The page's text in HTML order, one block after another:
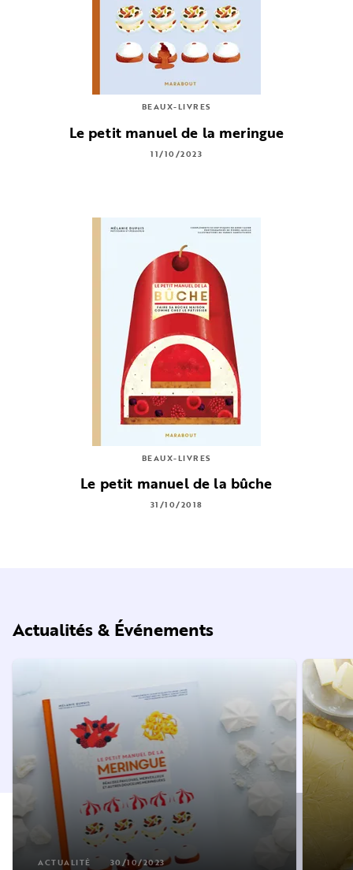
BEAUX-LIVRES
Le petit manuel de la meringue
11/10/2023
BEAUX-LIVRES
Le petit manuel de la bûche
31/10/2018
Actualités & Événements
ACTUALITÉ 30/10/2023